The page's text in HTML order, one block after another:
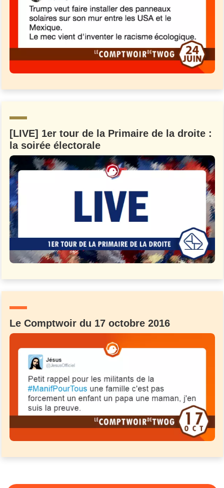
[LIVE] 1er tour de la Primaire de la droite :
la soirée électorale
Le Comptwoir du 17 octobre 2016